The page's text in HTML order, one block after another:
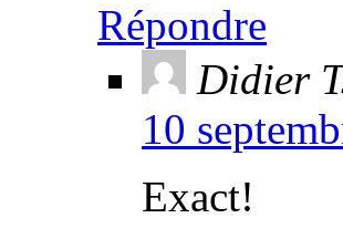
Répondre
Didier
10
Exact!